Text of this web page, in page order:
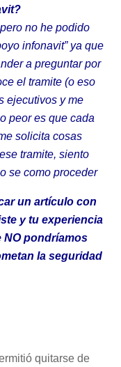
no he podido
infonavit” ya que
a preguntar por
el tramite (o eso
ejecutivos y me
peor es que cada
solicita cosas
tramite, siento
se como proceder
un artículo con
y tu experiencia
NO pondríamos
la seguridad
quitarse de